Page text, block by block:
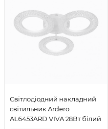
Світлодіодний накладний
світильник Ardero
AL6453ARD VIVA 28Вт білий